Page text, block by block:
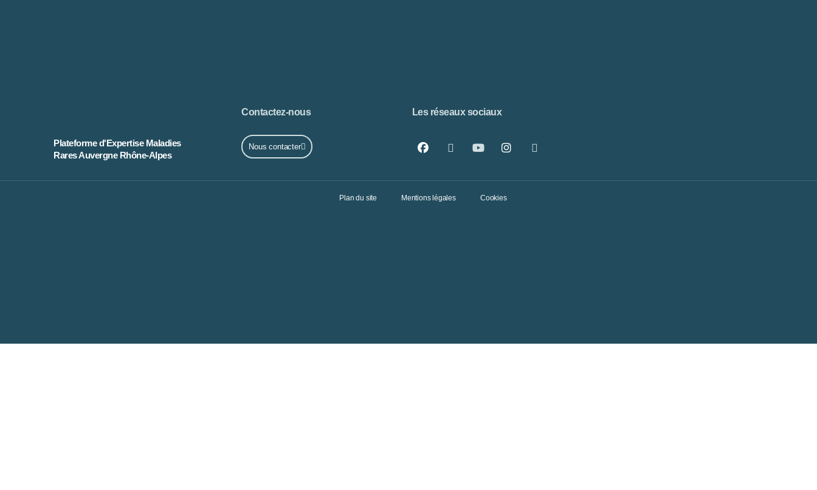
Plateforme d'Expertise Maladies
Rares Auvergne Rhône-Alpes
Contactez-nous
Nous contacter
Les réseaux sociaux
Plan du site Mentions légales Cookies